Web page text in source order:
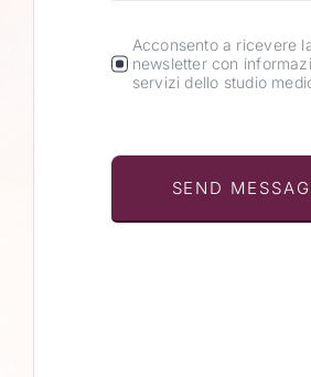
Acconsento a ricevere
newsletter con
servizi dello studio
SEND